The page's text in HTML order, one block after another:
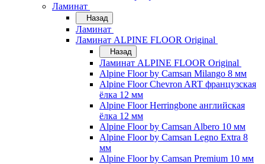
Ламинат
Назад
Ламинат
Ламинат ALPINE FLOOR Original
Назад
Ламинат ALPINE FLOOR Original
Alpine Floor by Camsan Milango 8 мм
Alpine Floor Chevron ART французская
ёлка 12 мм
Alpine Floor Herringbone английская
ёлка 12 мм
Alpine Floor by Camsan Albero 10 мм
Alpine Floor by Camsan Legno Extra 8
мм
Alpine Floor by Camsan Premium 10 мм